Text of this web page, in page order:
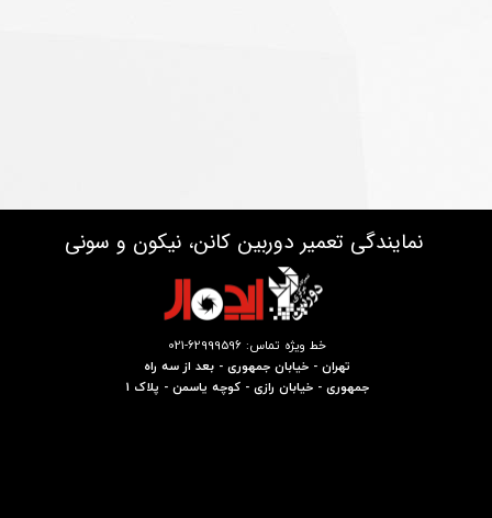
نمایندگی تعمیر دوربین کانن، نیکون و سونی
خط ویژه تماس: 62999596-021
تهران - خیابان جمهوری - بعد از سه راه
جمهوری - خیابان رازی - کوچه یاسمن - پلاک 1